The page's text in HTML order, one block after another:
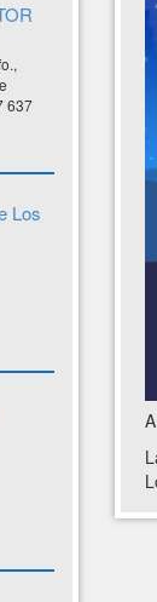
637
Los